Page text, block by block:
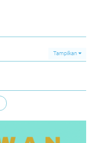
Tampilkan